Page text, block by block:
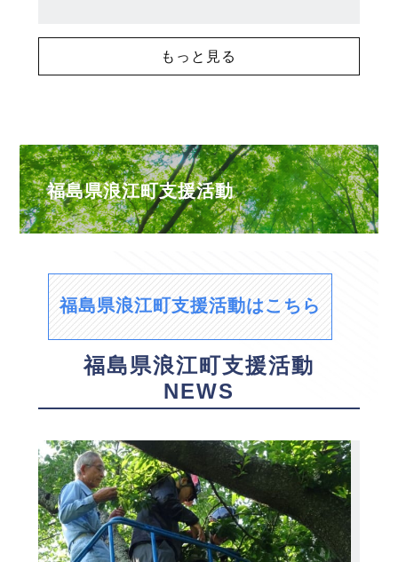
もっと見る
福島県浪江町支援活動
福島県浪江町支援活動はこちら
福島県浪江町支援活動
NEWS